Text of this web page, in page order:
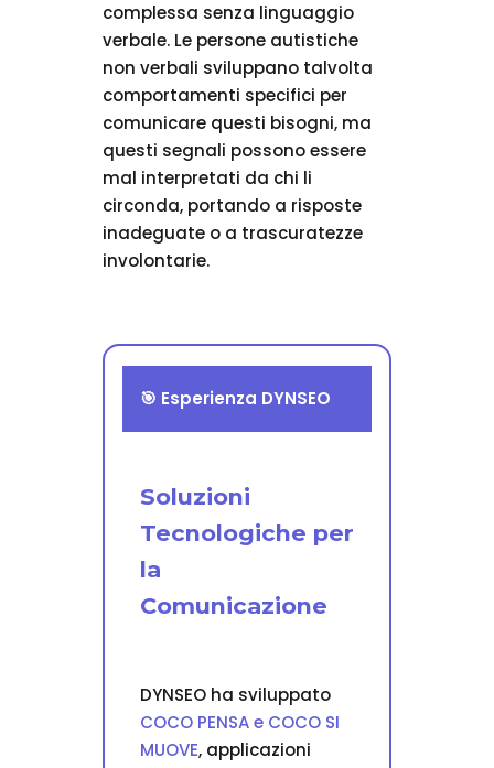
complessa senza linguaggio
verbale. Le persone autistiche
non verbali sviluppano talvolta
comportamenti specifici per
comunicare questi bisogni, ma
questi segnali possono essere
mal interpretati da chi li
circonda, portando a risposte
inadeguate o a trascuratezze
involontarie.
🎯 Esperienza DYNSEO
Soluzioni
Tecnologiche per
la
Comunicazione
DYNSEO ha sviluppato
COCO PENSA e COCO SI
MUOVE, applicazioni